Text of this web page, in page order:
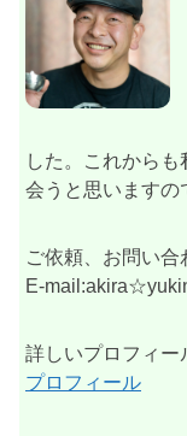
した。これから
会うと思いますの
ご依頼、お問い合
E-
詳しいプロフィー
プロフィール